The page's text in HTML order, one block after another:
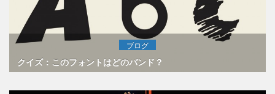
ブログ
クイズ：このフォントはどのバンド？